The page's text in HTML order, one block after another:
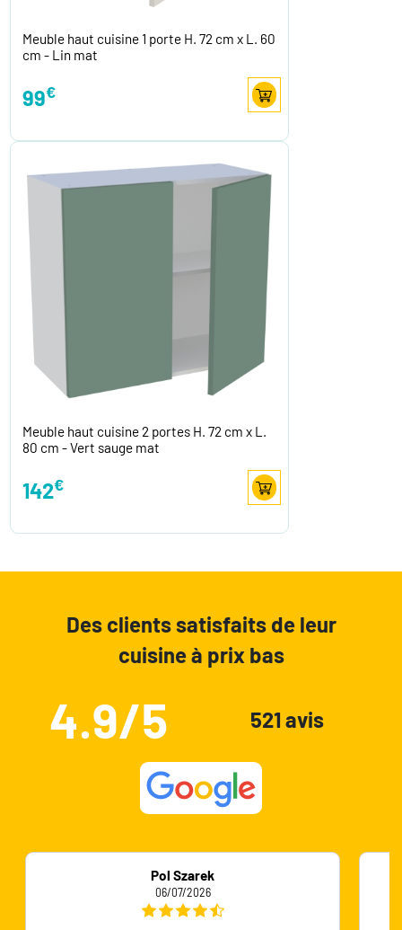
Meuble haut cuisine 1 porte H. 72 cm x L. 60
cm - Lin mat
99€
Meuble haut cuisine 2 portes H. 72 cm x L.
80 cm - Vert sauge mat
142€
Des clients satisfaits de leur
cuisine à prix bas
4.9/5 521 avis
Pol Szarek
06/07/2026